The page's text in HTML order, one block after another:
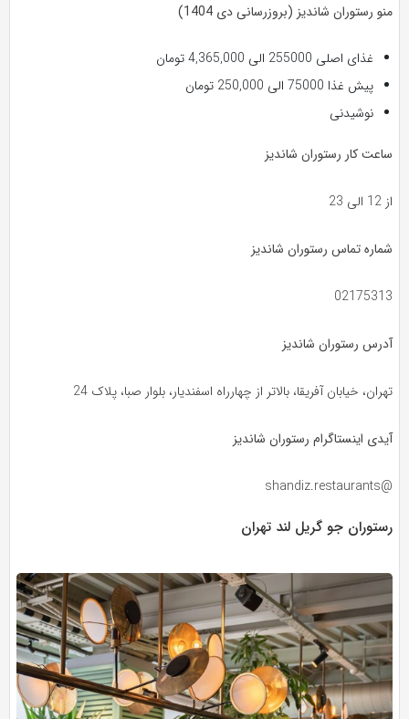
منو رستوران شاندیز (بروزرسانی دی 1404)
غذای اصلی 255000 الی 4,365,000 تومان
پیش غذا 75000 الی 250,000 تومان
نوشیدنی
ساعت کار رستوران شاندیز
از 12 الی 23
شماره تماس رستوران شاندیز
02175313
آدرس رستوران شاندیز
تهران، خیابان آفریقا، بالاتر از چهارراه اسفندیار، بلوار صبا، پلاک 24
آیدی اینستاگرام رستوران شاندیز
@shandiz.restaurants
رستوران جو گریل لند تهران